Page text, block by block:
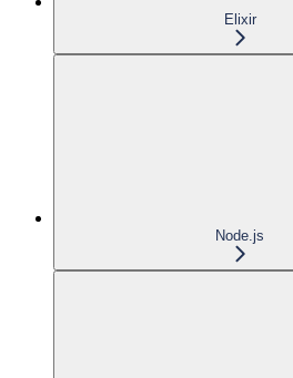
Elixir
Node.js